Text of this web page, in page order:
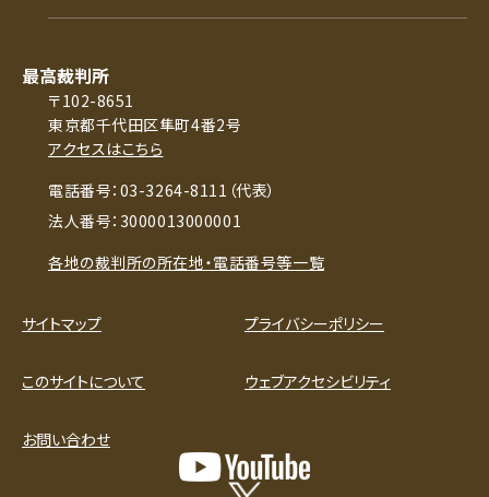
最高裁判所
〒102-8651
東京都千代田区隼町4番2号
アクセスはこちら
電話番号：03-3264-8111（代表）
法人番号：3000013000001
各地の裁判所の所在地・電話番号等一覧
サイトマップ プライバシーポリシー
このサイトについて ウェブアクセシビリティ
お問い合わせ